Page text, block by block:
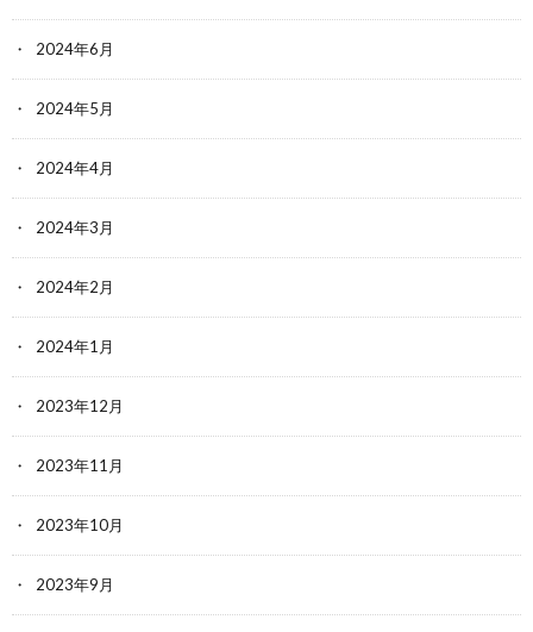
2024年6月
2024年5月
2024年4月
2024年3月
2024年2月
2024年1月
2023年12月
2023年11月
2023年10月
2023年9月